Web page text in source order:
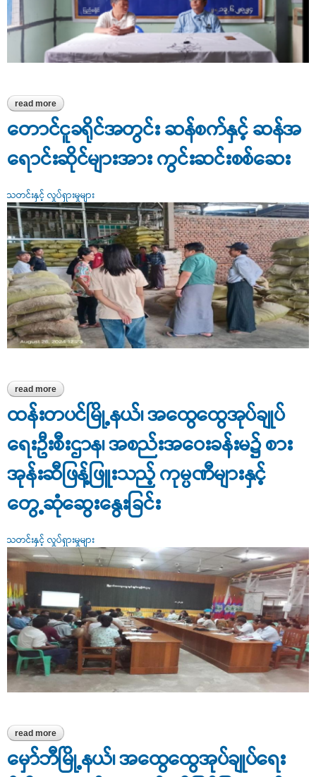
read more about online talk show အစီအစဉ်ဖြင့် စားသုံးသူကာကွယ်ရေး
အသိပညာပေး
တောင်ငူခရိုင်အတွင်း ဆန်စက်နှင့် ဆန်အ
ရောင်းဆိုင်များအား ကွင်းဆင်းစစ်ဆေး
သတင်းနှင့် လှုပ်ရှားမှုများ
read more about တောင်ငူခရိုင်အတွင်း ဆန်စက်နှင့် ဆန်အရောင်းဆိုင်များအား
ကွင်းဆင်းစစ်ဆေး
ထန်းတပင်မြို့နယ်၊ အထွေထွေအုပ်ချုပ်
ရေးဦးစီးဌာန၊ အစည်းအဝေးခန်းမ၌ စား
အုန်းဆီဖြန့်ဖြူးသည့် ကုမ္ပဏီများနှင့်
တွေ့ဆုံဆွေးနွေးခြင်း
သတင်းနှင့် လှုပ်ရှားမှုများ
read more about ထန်းတပင်မြို့နယ်၊ အထွေထွေအုပ်ချုပ်ရေးဦးစီးဌာန၊
အစည်းအဝေးခန်းမ၌ စားအုန်းဆီဖြန့်ဖြူးသည့် ကုမ္ပဏီများနှင့်တွေ့ဆုံ
ဆွေးနွေးခြင်း
မှော်ဘီမြို့နယ်၊ အထွေထွေအုပ်ချုပ်ရေး